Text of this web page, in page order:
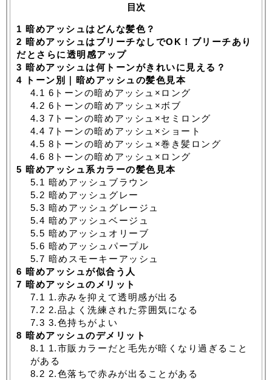
目次
1 暗めアッシュはどんな髪色？
2 暗めアッシュはブリーチなしでOK！ブリーチあり
だとさらに透明感アップ
3 暗めアッシュは何トーンがきれいに見える？
4 トーン別｜暗めアッシュの髪色見本
4.1 6トーンの暗めアッシュ×ロング
4.2 6トーンの暗めアッシュ×ボブ
4.3 7トーンの暗めアッシュ×セミロング
4.4 7トーンの暗めアッシュ×ショート
4.5 8トーンの暗めアッシュ×巻き髪ロング
4.6 8トーンの暗めアッシュ×ロング
5 暗めアッシュ系カラーの髪色見本
5.1 暗めアッシュブラウン
5.2 暗めアッシュグレー
5.3 暗めアッシュグレージュ
5.4 暗めアッシュベージュ
5.5 暗めアッシュオリーブ
5.6 暗めアッシュパープル
5.7 暗めスモーキーアッシュ
6 暗めアッシュが似合う人
7 暗めアッシュのメリット
7.1 1.赤みを抑えて透明感が出る
7.2 2.品よく洗練された雰囲気になる
7.3 3.色持ちがよい
8 暗めアッシュのデメリット
8.1 1.市販カラーだと毛先が暗くなり過ぎること
がある
8.2 2.色落ちで赤みが出ることがある